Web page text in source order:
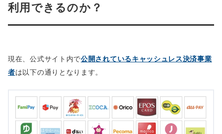
利用できるのか？
現在、公式サイト内で公開されているキャッシュレス決済事業
者は以下の通りとなります。